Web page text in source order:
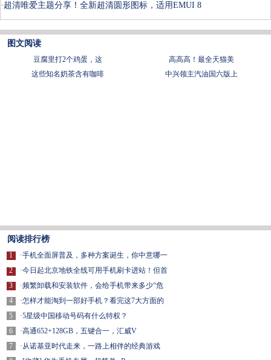
· 超清唯爱主题分享！全新超清圆形图标，适用EMUI 8
图文阅读
豆腐里打2个鸡蛋，这
​高高高！最全天猫美
这些知名奶茶含有咖啡
中兴领主汽油国六版上
阅读排行榜
1
2
3
4
5
6
7
·手机全面屏普及，多种方案诞生，你中意哪一
·今日起北京地铁全线可用手机刷卡进站！但首
·频繁卸载和安装软件，会给手机带来多少“危
·怎样才能淘到一部好手机？看完这7大方面的
·5星级中国移动号码有什么特权？
·高通652+128GB，五键合一，汇威V
·从诺基亚时代走来，一路上相伴的经典游戏